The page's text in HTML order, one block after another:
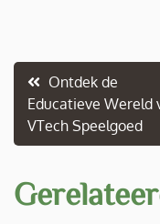
Ontdek de
Educatieve Wereld
VTech Speelgoed